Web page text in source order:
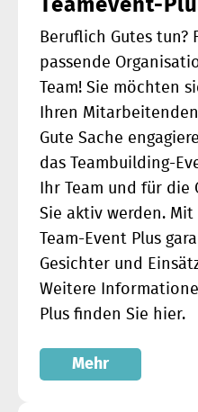
Teamevent-
Beruflich Gutes tun?
passende
Team! Sie möchten
Ihren
Gute Sache
das Teambuilding-
Ihr Team und für
Sie aktiv werden. Mit
Team-Event Plus
Gesichter und
Weitere
Plus finden Sie hier.
Mehr